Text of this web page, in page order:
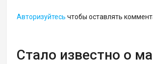
Авторизуйтесь чтобы оставлять
Стало известно о